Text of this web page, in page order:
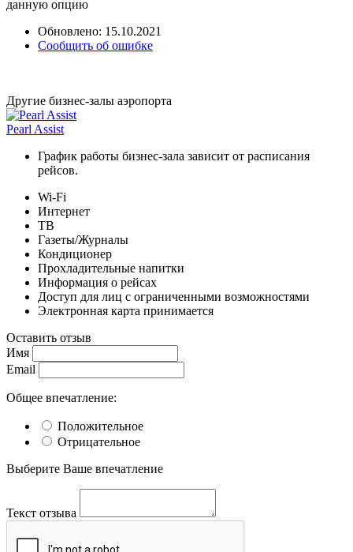
данную опцию
Обновлено: 15.10.2021
Сообщить об ошибке
Другие бизнес-залы аэропорта
Pearl Assist
График работы бизнес-зала зависит от расписания
рейсов.
Wi-Fi
Интернет
ТВ
Газеты/Журналы
Кондиционер
Прохладительные напитки
Информация о рейсах
Доступ для лиц с ограниченными возможностями
Электронная карта принимается
Оставить отзыв
Имя
Email
Общее впечатление:
Положительное
Отрицательное
Выберите Ваше впечатление
Текст отзыва